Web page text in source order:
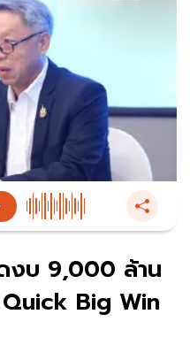
งบ 9,000 ล้าน
Big Win